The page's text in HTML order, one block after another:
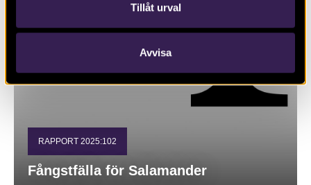
Tillåt urval
Avvisa
RAPPORT 2025:102
Fångstfälla för Salamander